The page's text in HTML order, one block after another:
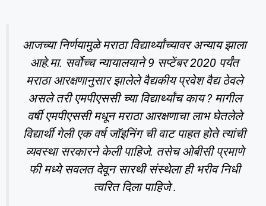
आजच्या निर्णयामुळे मराठा विद्यार्थ्यांच्यावर अन्याय झाला
आहे.मा. सर्वोच्च न्यायालयाने 9 सप्टेंबर 2020 पर्यंत
मराठा आरक्षणानुसार झालेले वैद्यकीय प्रवेश वैद्य ठेवले
असले तरी एमपीएससी च्या विद्यार्थ्यांच काय ? मागील
वर्षी एमपीएससी मधून मराठा आरक्षणाचा लाभ घेतलेले
विद्यार्थी गेली एक वर्ष जॉइनिंग ची वाट पाहत होते त्यांची
व्यवस्था सरकारने केली पाहिजे. तसेच ओबीसी प्रमाणे
फी मध्ये सवलत देवून सारथी संस्थेला ही भरीव निधी
त्वरित दिला पाहिजे .